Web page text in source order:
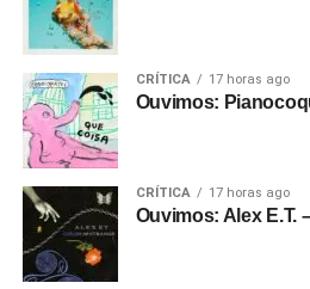
CRÍTICA 17 horas ago
Ouvimos:
CRÍTICA 17 horas ago
Ouvimos: Alex E.T.